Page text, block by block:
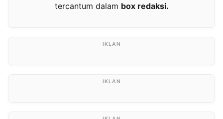
tercantum dalam box redaksi.